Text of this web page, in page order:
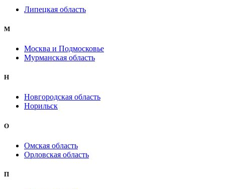
Липецкая область
М
Москва и Подмосковье
Мурманская область
Н
Новгородская область
Норильск
О
Омская область
Орловская область
П